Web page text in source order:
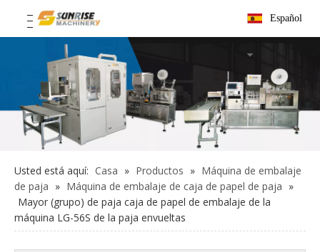
Español
Usted está aquí: Casa » Productos » Máquina de embalaje
de paja » Máquina de embalaje de caja de papel de paja »
Mayor (grupo) de paja caja de papel de embalaje de la
máquina LG-56S de la paja envueltas